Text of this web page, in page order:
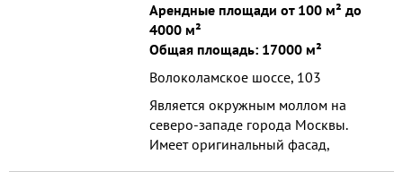
Арендные площади от 100 м² до
4000 м²
Общая площадь: 17000 м²
Волоколамское шоссе, 103
Является окружным моллом на
северо-западе города Москвы.
Имеет оригинальный фасад,